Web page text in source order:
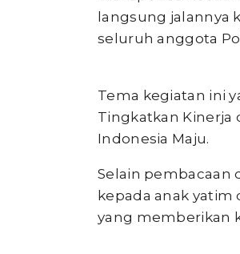
langsung jalannya
seluruh anggota
Tema kegiatan ini
Tingkatkan Kinerja
Indonesia Maju.
Selain pembacaan
kepada anak yatim
yang memberikan